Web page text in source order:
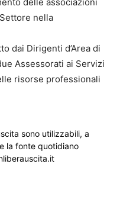
nella
dai Dirigenti d’Area di
Assessorati ai Servizi
risorse professionali
sono utilizzabili, a
la fonte quotidiano